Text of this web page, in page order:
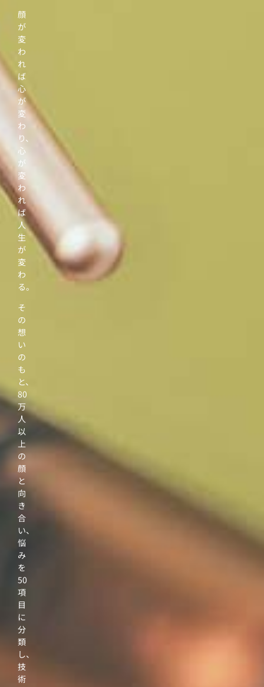
顔
が
変
わ
れ
ば
心
が
変
わ
り、
心
が
変
わ
れ
ば
人
生
が
変
わ
る。
そ
の
想
い
の
も
と、
80
万
人
以
上
の
顔
と
向
き
合
い、
悩
み
を
50
項
目
に
分
類
し、
技
術